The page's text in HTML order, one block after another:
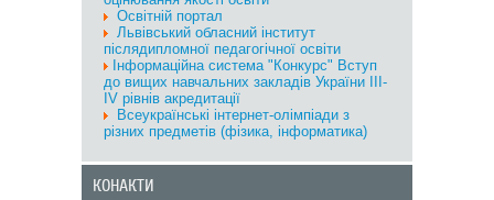
Освітній портал
Львівський обласний інститут
післядипломної педагогічної освіти
Інформаційна система "Конкурс" Вступ
до вищих навчальних закладів України III-
IV рівнів акредитації
Всеукраїнські інтернет-олімпіади з
різних предметів (фізика, інформатика)
КОНАКТИ